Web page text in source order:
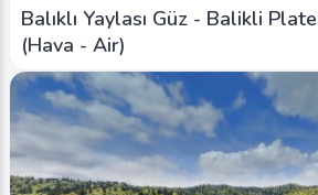
Balıklı Yaylası Güz - Balikli
(Hava - Air)